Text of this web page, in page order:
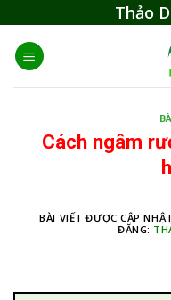
content
Thảo
Cách ngâm
BÀI VIẾT ĐƯỢC CẬP
ĐĂNG: